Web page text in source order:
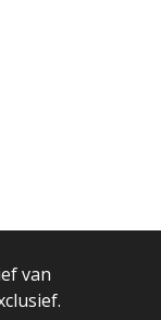
van